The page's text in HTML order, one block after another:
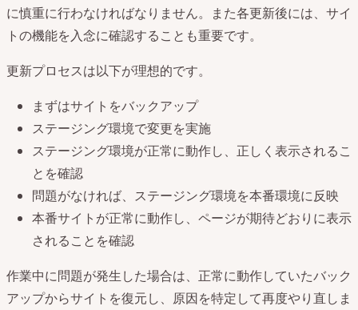
に慎重に行わなければなりません。また各更新後には、サイ
トの機能を入念に確認することも重要です。
更新プロセスは以下が理想的です。
まずはサイトをバックアップ
ステージング環境で変更を実施
ステージング環境が正常に動作し、正しく表示されるこ
とを確認
問題がなければ、ステージング環境を本番環境に反映
本番サイトが正常に動作し、ページが期待どおりに表示
されることを確認
作業中に問題が発生した場合は、正常に動作していたバック
アップからサイトを復元し、原因を特定して再度やり直しま